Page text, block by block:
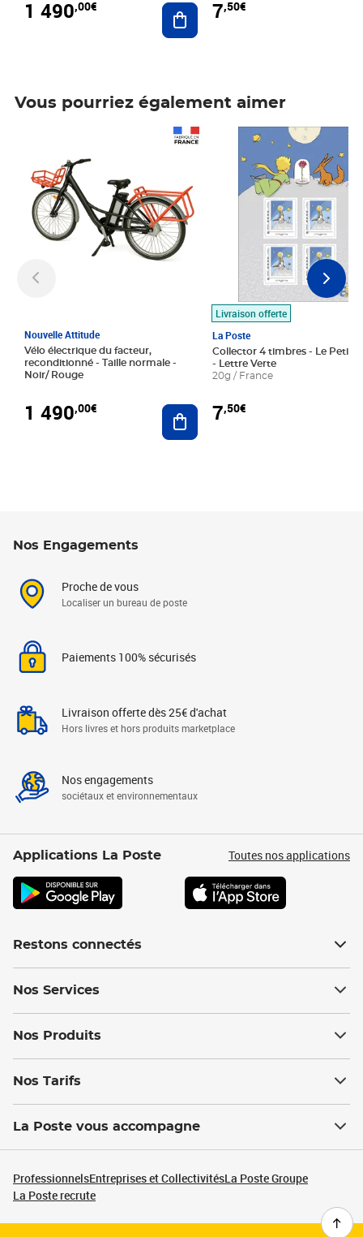
1 490,00€ Ajouter au panier
7,50€
Vous pourriez également aimer
Nouvelle Attitude
Vélo électrique du facteur,
reconditionné - Taille normale -
Noir/ Rouge
1 490,00€ Ajouter au panier
Livraison offerte
La Poste
Collector 4 timbres - Le Petit
- Lettre Verte
20g / France
7,50€
Prix 7,50€
Nos Engagements
Proche de vous
Localiser un bureau de poste
Paiements 100% sécurisés
Livraison offerte dès 25€ d'achat
Hors livres et hors produits marketplace
Nos engagements
sociétaux et environnementaux
Applications La Poste Toutes nos applications
Restons connectés
Nos Services
Nos Produits
Nos Tarifs
La Poste vous accompagne
ProfessionnelsEntreprises et CollectivitésLa Poste Groupe
La Poste recrute